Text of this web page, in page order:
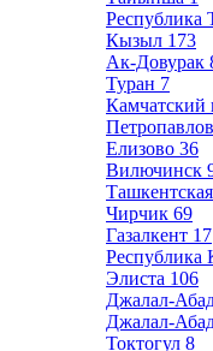
Республика
Кызыл 173
Ак-Довурак
Туран 7
Камчатский
Елизово 36
Вилючинск
Чирчик 69
Газалкент 17
Республика
Элиста 106
Джалал-
Джалал-
Токтогул 8